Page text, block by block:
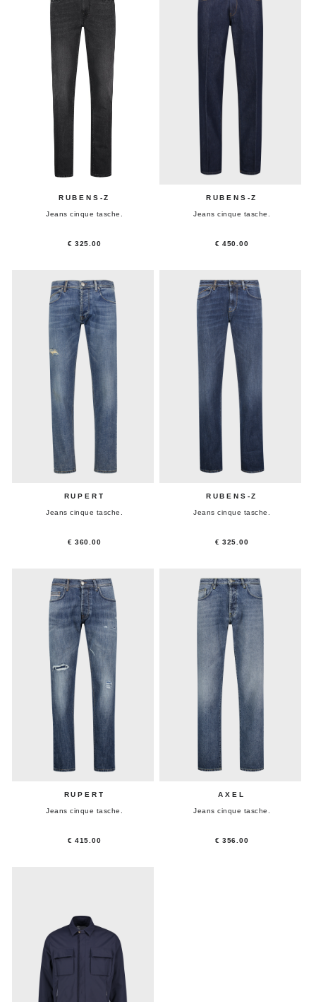
RUBENS-Z
Jeans cinque tasche.
€ 325.00
RUBENS-Z
Jeans cinque tasche.
€ 450.00
RUPERT
Jeans cinque tasche.
€ 360.00
RUBENS-Z
Jeans cinque tasche.
€ 325.00
RUPERT
Jeans cinque tasche.
€ 415.00
AXEL
Jeans cinque tasche.
€ 356.00